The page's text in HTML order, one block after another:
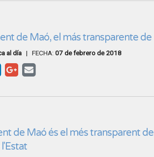
de Maó, el más transparente de
al día | FECHA: 07 de febrero de 2018
de Maó és el més transparent de